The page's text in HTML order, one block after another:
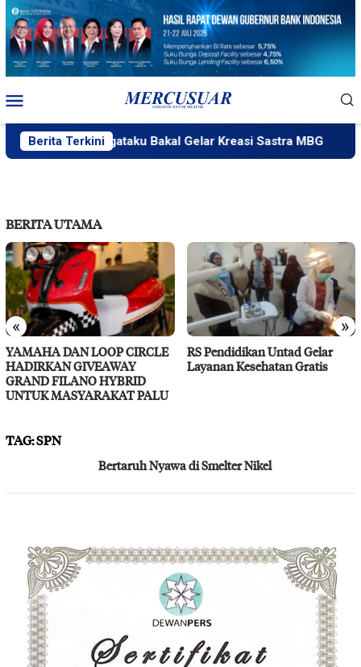
Loncat
konten
Mobile
Berita Terkini
PlakPlik Ngataku Bakal Gelar Kreasi Sastra MBG
BERITA UTAMA
« »
YAMAHA DAN LOOP CIRCLE
HADIRKAN GIVEAWAY
GRAND FILANO HYBRID
UNTUK MASYARAKAT PALU
RS Pendidikan Untad Gelar
Layanan Kesehatan Gratis
TAG:SPN
Bertaruh Nyawa di Smelter Nikel